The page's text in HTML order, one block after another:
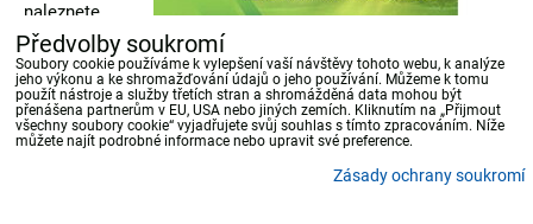
naleznete
ZDE.
FacebookTwitter BlueskyPinterestReddit LinkedInWhatsApp
E-
mail
Předvolby soukromí
Soubory cookie používáme k vylepšení vaší návštěvy tohoto webu, k analýze
jeho výkonu a ke shromažďování údajů o jeho používání. Můžeme k tomu
použít nástroje a služby třetích stran a shromážděná data mohou být
přenášena partnerům v EU, USA nebo jiných zemích. Kliknutím na „Přijmout
všechny soubory cookie“ vyjadřujete svůj souhlas s tímto zpracováním. Níže
můžete najít podrobné informace nebo upravit své preference.
Zásady ochrany soukromí